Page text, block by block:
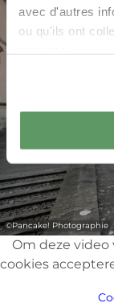
avec d'autres
ou qu'ils ont
©Pancake! Photographie
Om deze
cookies